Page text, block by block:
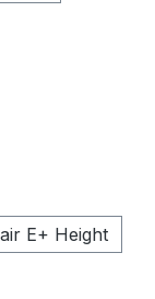
E+ Height